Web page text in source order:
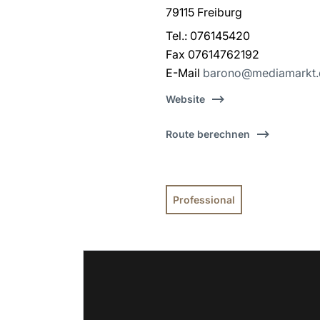
79115 Freiburg
Tel.: 076145420
Fax 07614762192
E-Mail
Website
Route berechnen
Professional